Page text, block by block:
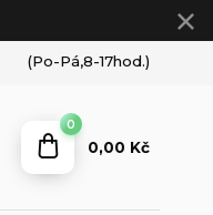
(Po-Pá,8-17hod.)
0
0,00 Kč